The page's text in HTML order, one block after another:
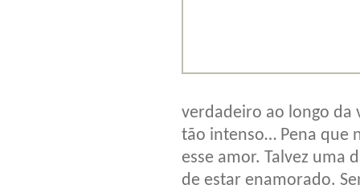
verdadeiro ao longo da
tão intenso… Pena que
esse amor. Talvez uma
de estar enamorado.